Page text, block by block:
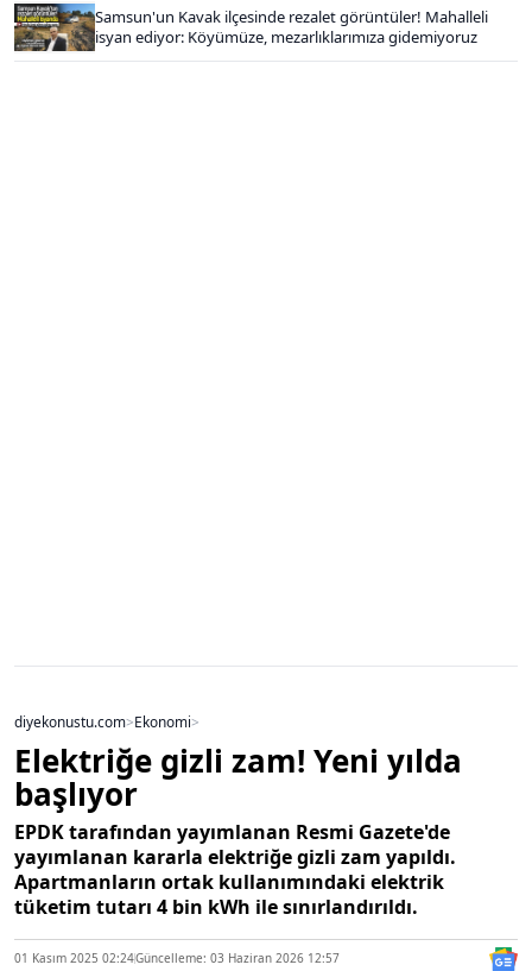
Samsun'un Kavak ilçesinde rezalet görüntüler! Mahalleli
isyan ediyor: Köyümüze, mezarlıklarımıza gidemiyoruz
diyekonustu.com>Ekonomi>
Elektriğe gizli zam! Yeni yılda
başlıyor
EPDK tarafından yayımlanan Resmi Gazete'de
yayımlanan kararla elektriğe gizli zam yapıldı.
Apartmanların ortak kullanımındaki elektrik
tüketim tutarı 4 bin kWh ile sınırlandırıldı.
01 Kasım 2025 02:24Güncelleme: 03 Haziran 2026 12:57